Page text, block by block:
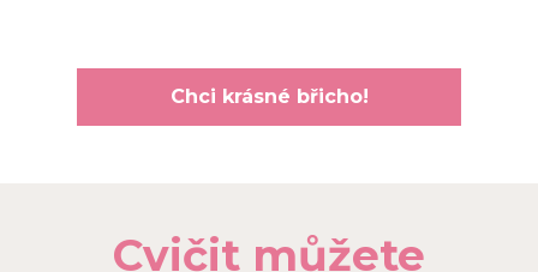
Chci krásné břicho!
Cvičit můžete